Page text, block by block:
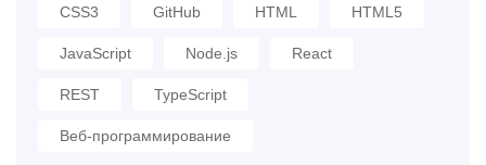
CSS3 GitHub HTML HTML5
JavaScript Node.js React
REST TypeScript
Веб-программирование